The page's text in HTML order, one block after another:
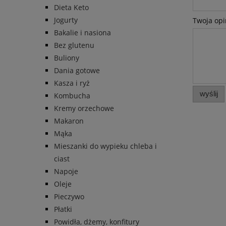
Dieta Keto
Jogurty
Bakalie i nasiona
Bez glutenu
Buliony
Dania gotowe
Kasza i ryż
Kombucha
Kremy orzechowe
Makaron
Mąka
Mieszanki do wypieku chleba i
ciast
Napoje
Oleje
Pieczywo
Płatki
Powidła, dżemy, konfitury
Twoja
wyślij